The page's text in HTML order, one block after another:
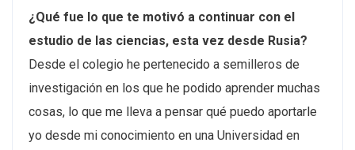
¿Qué fue lo que te motivó a continuar con el
estudio de las ciencias, esta vez desde Rusia?
Desde el colegio he pertenecido a semilleros de
investigación en los que he podido aprender muchas
cosas, lo que me lleva a pensar qué puedo aportarle
yo desde mi conocimiento en una Universidad en